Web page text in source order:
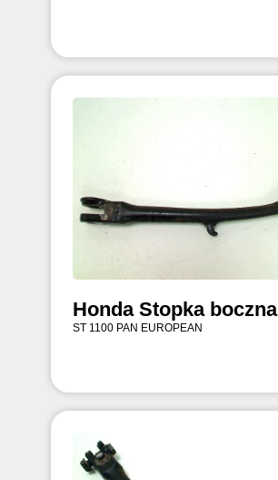
Honda Stopka boczna
ST 1100 PAN EUROPEAN